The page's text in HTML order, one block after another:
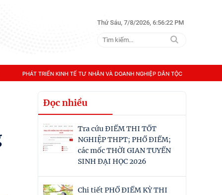
Thứ Sáu, 7/8/2026, 6:56:23 PM
PHÁT TRIỂN KINH TẾ TƯ NHÂN VÀ DOANH NGHIỆP DÂN TỘC
Đọc nhiều
Tra cứu ĐIỂM THI TỐT
NGHIỆP THPT; PHỔ ĐIỂM;
các mốc THỜI GIAN TUYỂN
SINH ĐẠI HỌC 2026
Chi tiết PHỔ ĐIỂM KỲ THI